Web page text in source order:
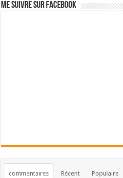
Me suivre sur Facebook
commentaires Récent Populaire